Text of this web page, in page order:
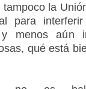
la
para
y menos aún
qué está